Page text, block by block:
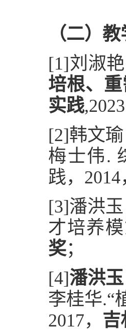
（二）
[1]刘淑
培根、
实践,2023
[2]韩文
梅士伟.
践，
[3]潘洪玉
才培养
奖；
[4]潘洪玉
李桂华.“
2017， 吉